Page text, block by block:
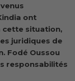
ont
cette situation,
juridiques de
. Fodé Oussou
responsabilités